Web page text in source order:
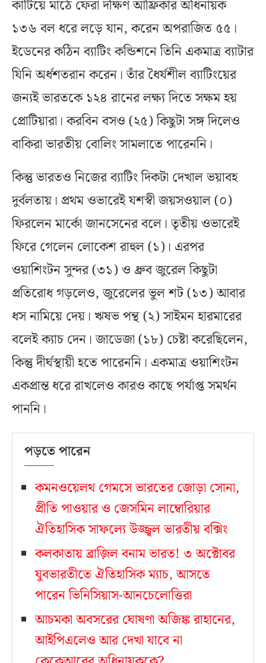
কাটিয়ে মাঠে ফেরা দক্ষিণ আফ্রিকার অধিনায়ক
১৩৬ বল ধরে লড়ে যান, করেন অপরাজিত ৫৫।
ইডেনের কঠিন ব্যাটিং কন্ডিশনে তিনি একমাত্র ব্যাটার
যিনি অর্ধশতরান করেন। তাঁর ধৈর্যশীল ব্যাটিংয়ের
জন্যই ভারতকে ১২৪ রানের লক্ষ্য দিতে সক্ষম হয়
প্রোটিয়ারা। করবিন বসও (২৫) কিছুটা সঙ্গ দিলেও
বাকিরা ভারতীয় বোলিং সামলাতে পারেননি।
কিন্তু ভারতও নিজের ব্যাটিং দিকটা দেখাল ভয়াবহ
দুর্বলতায়। প্রথম ওভারেই যশস্বী জয়সওয়াল (০)
ফিরলেন মার্কো জানসেনের বলে। তৃতীয় ওভারেই
ফিরে গেলেন লোকেশ রাহুল (১)। এরপর
ওয়াশিংটন সুন্দর (৩১) ও ধ্রুব জুরেল কিছুটা
প্রতিরোধ গড়লেও, জুরেলের ভুল শট (১৩) আবার
ধস নামিয়ে দেয়। ঋষভ পন্থ (২) সাইমন হারমারের
বলেই ক্যাচ দেন। জাডেজা (১৮) চেষ্টা করেছিলেন,
কিন্তু দীর্ঘস্থায়ী হতে পারেননি। একমাত্র ওয়াশিংটন
একপ্রান্ত ধরে রাখলেও কারও কাছে পর্যাপ্ত সমর্থন
পাননি।
পড়তে পারেন
কমনওয়েলথ গেমসে ভারতের জোড়া সোনা,
প্রীতি পাওয়ার ও জেসমিন লাম্বোরিয়ার
ঐতিহাসিক সাফল্যে উজ্জ্বল ভারতীয় বক্সিং
কলকাতায় ব্রাজ়িল বনাম ভারত! ৩ অক্টোবর
যুবভারতীতে ঐতিহাসিক ম্যাচ, আসতে
পারেন ভিনিসিয়াস-আনচেলোত্তিরা
আচমকা অবসরের ঘোষণা অজিঙ্ক রাহানের,
আইপিএলেও আর দেখা যাবে না